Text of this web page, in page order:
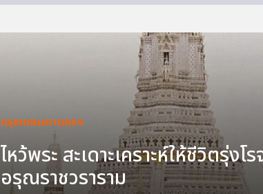
กรุงเทพมหานครฯ
ไหว้พระ สะเดาะเคราะห์ให้ชีวิตรุ่ง
อรุณราชวราราม